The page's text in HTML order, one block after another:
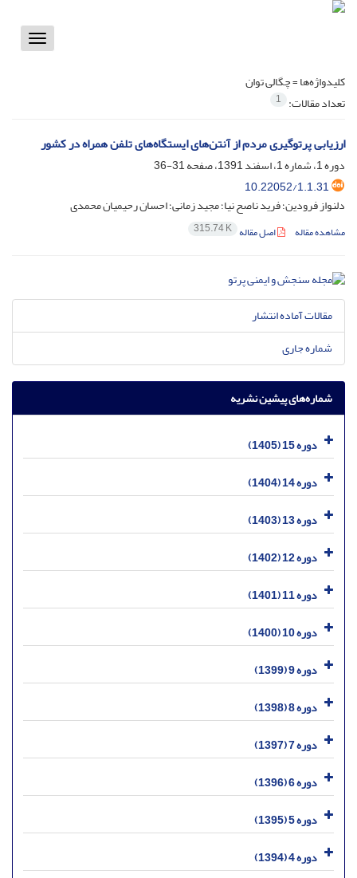
Toggle
کلیدواژه‌ها =چگالی توان
تعداد مقالات: 1
ارزیابی پرتوگیری مردم از آنتن‌های ایستگاه‌های تلفن همراه در کشور
دوره 1، شماره 1، اسفند 1391، صفحه
31-36
10.22052/1.1.31
دلنواز فرودین؛ فرید ناصح نیا؛ مجید زمانی؛ احسان رحیمیان محمدی
مشاهده مقاله اصل مقاله 315.74 K
مقالات آماده انتشار
شماره جاری
شماره‌های پیشین نشریه
دوره 15 (1405)
دوره 14 (1404)
دوره 13 (1403)
دوره 12 (1402)
دوره 11 (1401)
دوره 10 (1400)
دوره 9 (1399)
دوره 8 (1398)
دوره 7 (1397)
دوره 6 (1396)
دوره 5 (1395)
دوره 4 (1394)